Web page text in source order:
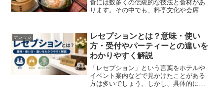
食には数多くの伝統的な技法と食材があ
ります。その中でも、料亭文化や会席料
魚や海老などをすり身にして練り上げ、
卵白や山芋を加えて軽やか...
ナレッジ
レセプションとは？意味・使い
方・受付やパーティーとの違いを
わかりやすく解説
「レセプション」という言葉をホテルや
イベント案内などで見かけたことがある
方は多いでしょう。しかし、具体的にど